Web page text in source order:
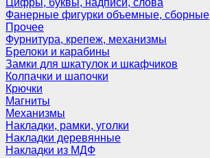
Цифры, буквы, надписи, слова
Фанерные фигурки объемные, сборные
Прочее
Фурнитура, крепеж, механизмы
Брелоки и карабины
Замки для шкатулок и шкафчиков
Колпачки и шапочки
Крючки
Магниты
Механизмы
Накладки, рамки, уголки
Накладки деревянные
Накладки из МДФ